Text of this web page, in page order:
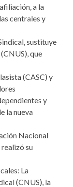
a la
centrales y
sustituye
que
(CASC) y
y
la nueva
Nacional
su
La
(CNUS), la